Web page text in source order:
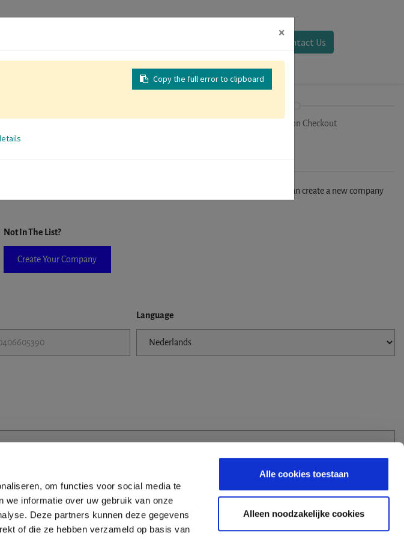
om functies voor social media te
we informatie over uw gebruik van onze
Deze partners kunnen deze gegevens
of die ze hebben verzameld op basis van
Alle cookies toestaan
Alleen noodzakelijke cookies
Contact Us
Registration Checkout
complete the form. If you don't find your company in our database, you can create a new company
Not In The List?
Create Your Company
Language
×
Copy the full error to clipboard